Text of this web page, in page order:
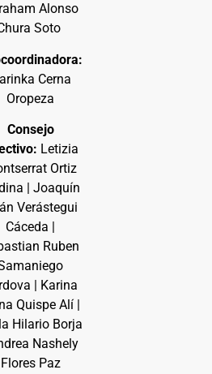
Alonso
Soto
Cerna
Oropeza
Consejo
Letizia
Ortiz
| Joaquín
Verástegui
Cáceda |
Ruben
| Karina
Quispe Alí |
Hilario Borja
Nashely
Flores Paz